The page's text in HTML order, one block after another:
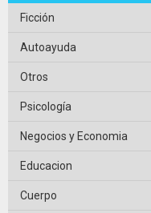
Ficción
Autoayuda
Otros
Psicología
Negocios y Economia
Educacion
Cuerpo